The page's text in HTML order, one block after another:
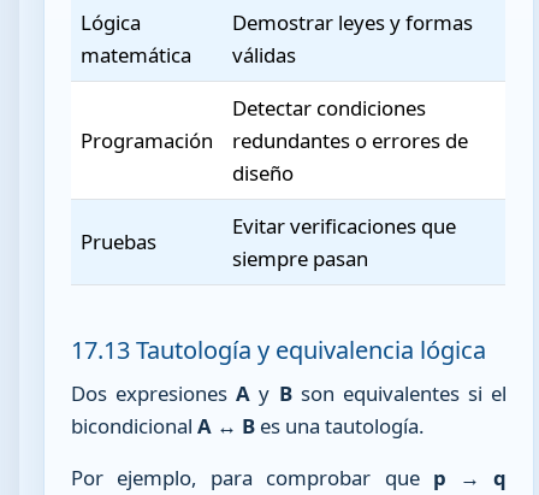
Lógica
matemática
Demostrar leyes y formas
válidas
Programación
Detectar condiciones
redundantes o errores de
diseño
Pruebas
Evitar verificaciones que
siempre pasan
17.13 Tautología y equivalencia lógica
Dos expresionesA y Bson equivalentes si el
bicondicionalA ↔ B es una tautología.
Por ejemplo, para comprobar que p → q